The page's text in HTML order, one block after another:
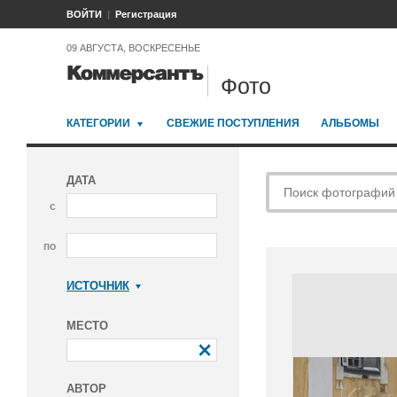
ВОЙТИ Регистрация
09 АВГУСТА, ВОСКРЕСЕНЬЕ
Фото
КАТЕГОРИИ СВЕЖИЕ ПОСТУПЛЕНИЯ АЛЬБОМЫ
ДАТА
с
по
ИСТОЧНИК
МЕСТО
АВТОР